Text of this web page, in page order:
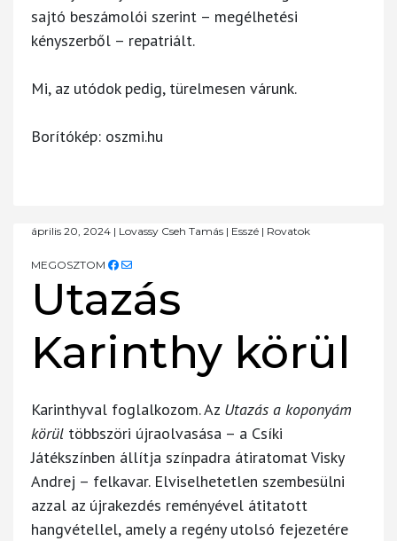
sajtó beszámolói szerint – megélhetési
kényszerből – repatriált.
Mi, az utódok pedig, türelmesen várunk.
Borítókép: oszmi.hu
április 20, 2024 | Lovassy Cseh Tamás | Esszé | Rovatok
MEGOSZTOM
Utazás
Karinthy körül
Karinthyval foglalkozom. Az Utazás a koponyám
körül többszöri újraolvasása – a Csíki
Játékszínben állítja színpadra átiratomat Visky
Andrej – felkavar. Elviselhetetlen szembesülni
azzal az újrakezdés reményével átitatott
hangvétellel, amely a regény utolsó fejezetére